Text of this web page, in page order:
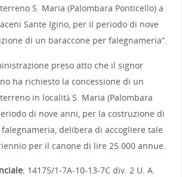
S. Maria (Palombara Ponticello) a
Sante Igino, per il periodo di nove
di un baraccone per falegnameria”.
preso atto che il signor
ha richiesto la concessione di un
in località S. Maria (Palombara
di nove anni, per la costruzione di
delibera di accogliere tale
per il canone di lire 25.000 annue.
: 14175/1-7A-10-13-7C div. 2 U. A.